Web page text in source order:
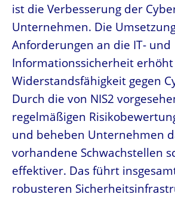
ist die Verbesserung der
Unternehmen. Die
Anforderungen an die IT- und
Informationssicherheit
Widerstandsfähigkeit gegen
Durch die von NIS2
regelmäßigen
und beheben Unternehmen
vorhandene Schwachstellen
effektiver. Das führt
robusteren